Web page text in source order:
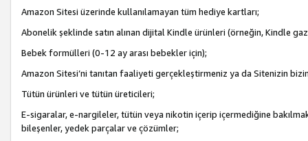
Amazon Sitesi üzerinde kullanılamayan tüm hediye kartları;
Abonelik şeklinde satın alınan dijital Kindle ürünleri (örneğin, Kindle
Bebek formülleri (0-12 ay arası bebekler için);
Amazon Sitesi’ni tanıtan faaliyeti gerçekleştirmeniz ya da Sitenizin
Tütün ürünleri ve tütün üreticileri;
E-sigaralar, e-nargileler, tütün veya nikotin içerip içermediğine
bileşenler, yedek parçalar ve çözümler;